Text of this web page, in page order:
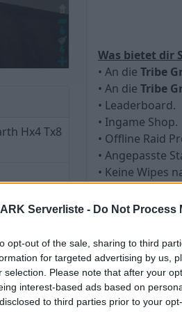
Serverliste - Do Not Process
opt-out of the sale, sharing to third
for targeted advertising by us,
selection. Please note that after your
interest-based ads based on
to third parties prior to your
Hx4 Tx8
Was bietet dir
• An die Tribe
• An die Tribe
• Leaderboard.
• Ingame Shop.
• Offline Raid
• Angepasste
• Keine Wipes
Mehr